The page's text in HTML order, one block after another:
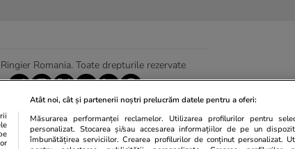
Romania. Toate drepturile rezervate
Actualizare preferințe cookies
Atât noi, cât și partenerii noștri prelucrăm datele pentru a oferi:
Măsurarea performanței reclamelor. Utilizarea profilurilor pentru
personalizat. Stocarea și/sau accesarea informațiilor de pe un
îmbunătățirea serviciilor. Crearea profilurilor de conținut personalizat.